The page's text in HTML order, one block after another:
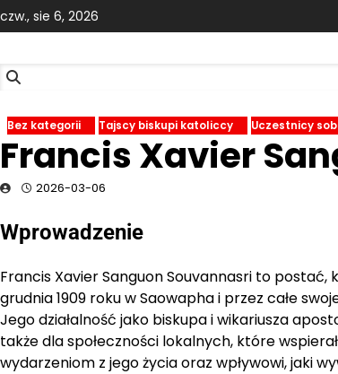
Skip
to
czw., sie 6, 2026
Bez kategorii Tajscy biskupi katoliccy Uczestnicy
Francis Xavier
2026-03-06
Wprowadzenie
Francis Xavier Sanguon Souvannasri to postać,
grudnia 1909 roku w Saowapha i przez całe
Jego działalność jako biskupa i wikariusza
także dla społeczności lokalnych, które
wydarzeniom z jego życia oraz wpływowi, jaki